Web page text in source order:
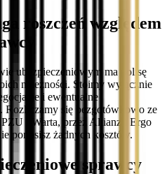
roszczeń względem
ubezpieczeniowym ma polisę
należności. Stoimy wyłącznie
i ewentualne
Rozliczamy się bezgotówkowo ze
i Warta, przez Allianz i Ergo
ponosisz żadnych kosztów.
sprawcy